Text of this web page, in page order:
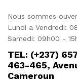
Nous sommes
Lundi a Vendredi:
Samedi: 09h00 -
TEL: (+237)
463-465,
Cameroun